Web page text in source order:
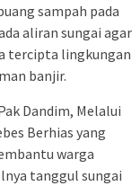
sampah pada
aliran sungai agar
tercipta lingkungan
banjir.
Dandim, Melalui
Berhias yang
warga
tanggul sungai